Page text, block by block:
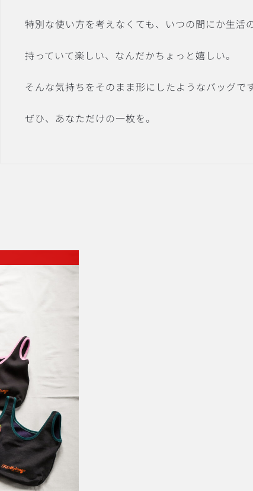
特別な使い方を考えなくても、いつの間にか生活
持っていて楽しい、なんだかちょっと嬉しい。
そんな気持ちをそのまま形にしたようなバッグです
ぜひ、あなただけの一枚を。